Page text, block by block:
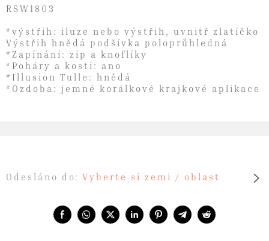
RSW1803
*výstřih: iluze nebo výstřih, uvnitř zlatíčko
Výstřih hnědá podšívka poloprůhledná
*Zapínání: zip a knoflíky
*Poháry a kosti: ano
*Illusion Tulle: hnědá
*Ozdoba: jemné korálkové krajkové aplikace
Odesláno do: Vyberte si zemi / oblast